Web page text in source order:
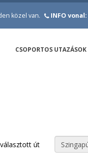
közel van. INFO vonal:
CSOPORTOS UTAZÁSOK
út